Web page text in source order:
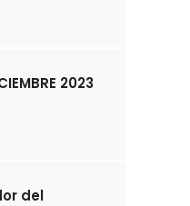
2023
del